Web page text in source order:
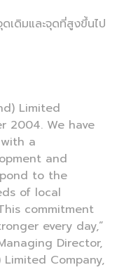
เดิมและจุดที่สูงขึ้นไป
Limited
2004. We have
a
and
to the
of local
commitment
every day,”
Director,
Company,